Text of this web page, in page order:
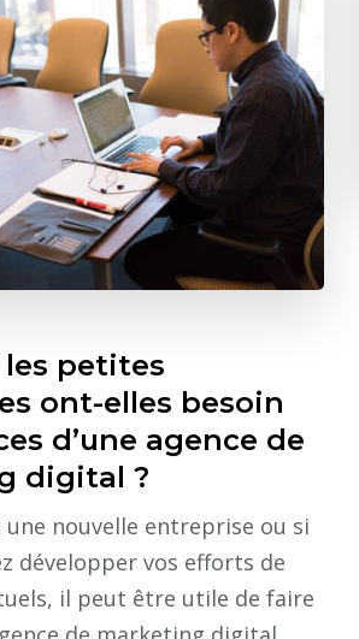
petites
ont-elles besoin
d’une agence de
digital ?
une nouvelle entreprise ou si
développer vos efforts de
il peut être utile de faire